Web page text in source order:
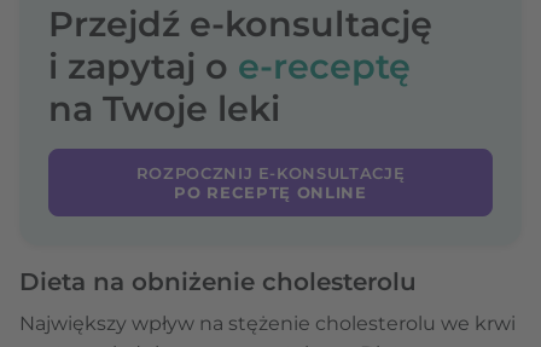
Przejdź e-konsultację
i zapytaj o e-receptę
na Twoje leki
ROZPOCZNIJ E-KONSULTACJĘ
PO RECEPTĘ ONLINE
Dieta na obniżenie cholesterolu
Największy wpływ na stężenie cholesterolu we krwi